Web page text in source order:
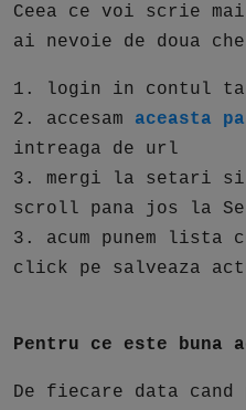
Ceea ce voi scrie
ai nevoie de doua
1. login in contul tau
2. accesam aceasta
intreaga de url
3. mergi la setari
scroll pana jos la
3. acum punem lista
click pe salveaza
Pentru ce este buna
De fiecare data